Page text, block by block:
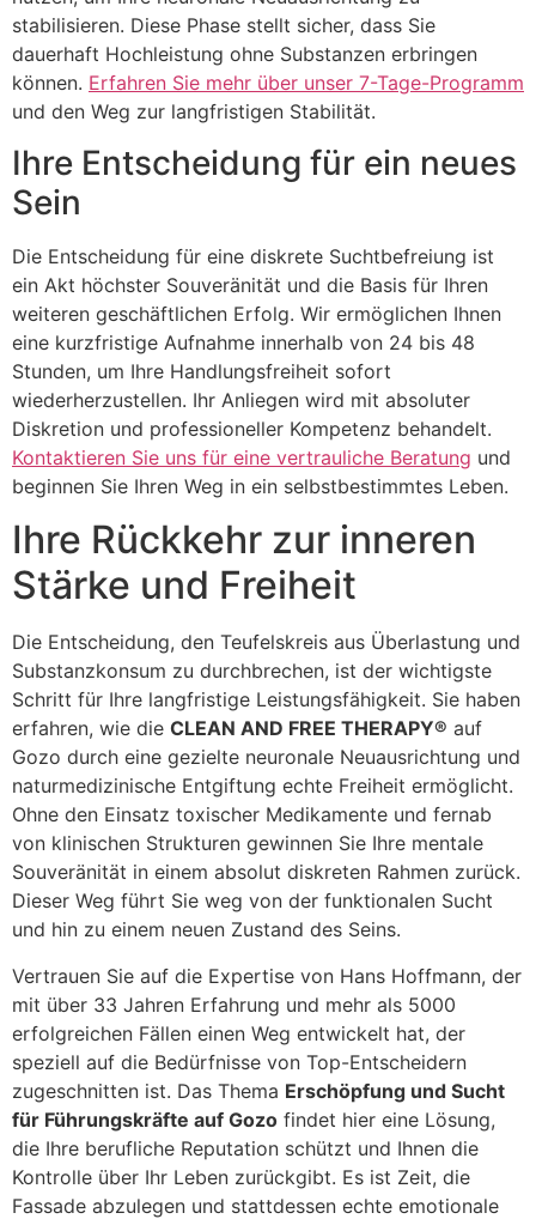
stabilisieren. Diese Phase stellt sicher, dass Sie
dauerhaft Hochleistung ohne Substanzen erbringen
können. Erfahren Sie mehr über unser 7-Tage-Programm
und den Weg zur langfristigen Stabilität.
Ihre Entscheidung für ein neues
Sein
Die Entscheidung für eine diskrete Suchtbefreiung ist
ein Akt höchster Souveränität und die Basis für Ihren
weiteren geschäftlichen Erfolg. Wir ermöglichen Ihnen
eine kurzfristige Aufnahme innerhalb von 24 bis 48
Stunden, um Ihre Handlungsfreiheit sofort
wiederherzustellen. Ihr Anliegen wird mit absoluter
Diskretion und professioneller Kompetenz behandelt.
Kontaktieren Sie uns für eine vertrauliche Beratung und
beginnen Sie Ihren Weg in ein selbstbestimmtes Leben.
Ihre Rückkehr zur inneren
Stärke und Freiheit
Die Entscheidung, den Teufelskreis aus Überlastung und
Substanzkonsum zu durchbrechen, ist der wichtigste
Schritt für Ihre langfristige Leistungsfähigkeit. Sie haben
erfahren, wie die CLEAN AND FREE THERAPY® auf
Gozo durch eine gezielte neuronale Neuausrichtung und
naturmedizinische Entgiftung echte Freiheit ermöglicht.
Ohne den Einsatz toxischer Medikamente und fernab
von klinischen Strukturen gewinnen Sie Ihre mentale
Souveränität in einem absolut diskreten Rahmen zurück.
Dieser Weg führt Sie weg von der funktionalen Sucht
und hin zu einem neuen Zustand des Seins.
Vertrauen Sie auf die Expertise von Hans Hoffmann, der
mit über 33 Jahren Erfahrung und mehr als 5000
erfolgreichen Fällen einen Weg entwickelt hat, der
speziell auf die Bedürfnisse von Top-Entscheidern
zugeschnitten ist. Das Thema Erschöpfung und Sucht
für Führungskräfte auf Gozo findet hier eine Lösung,
die Ihre berufliche Reputation schützt und Ihnen die
Kontrolle über Ihr Leben zurückgibt. Es ist Zeit, die
Fassade abzulegen und stattdessen echte emotionale